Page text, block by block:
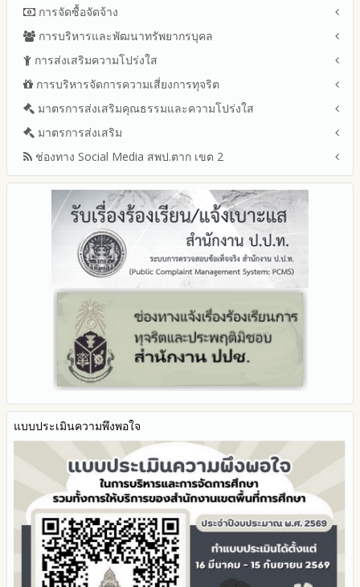
ข้อมูลผู้บริหาร
ข้อมูลการติดต่อและ ช่องทางการสอบถาม
นโยบายคุ้มครองข้อมูลส่วนบุคคล
ข่าวประชาสัมพันธ์
ข่าวสารพัฒนาสำนักงานเกี่ยวข้องกับแนวทางส่งเสริมความ
แผนยุทธศาสตร์หรือแผนพัฒนาสำนักงานเขตพื้นที่การศึกษา
แผนและความก้าวหน้าในการดำเนินงานและการใช้งบประมาณ
ปีงบประมาณ 2569
ปีงบประมาณ 2568
ปีงบประมาณ 2567
ปีงบประมาณ 2566
รายงานผลการดำเนินงานประจำปี
รายงานผลปี 2568
รายงานผลปี 2567
รายงานผลปี 2566
รายงานผลปี 2565
รายงานผลปี 2564
คู่มือหรือแนวทางการปฏิบัติงานของเจ้าหน้าที่
คู่มือหรือแนวทางการขอรับบริการสำหรับผู้รับบริการหรือผู้มา
ระบบการให้บริการผ่านช่องทางออนไลน์ (E-Service)
My Office
My School
SL-WEB
BRSS
ACC Tak2
ข้อมูลสถิติการให้บริการ
การจัดซื้อจัดจ้าง
สรุปผลการจัดซื้อจัดจ้างหรือการจัดหาพัสดุรายเดือน ประจำ
ปีงบประมาณ พ.ศ.2569 (แบบ สขร.1)
เขตพื้นที่การศึกษา ประจำปีงบประมาณ พ.ศ. 2568
การบริหารและพัฒนาทรัพยากรบุคล
หลักเกณฑ์และแผนการบริหารและพัฒนาทรัพยากรบุคลล ประจำ
ปีงบประมาณ พ.ศ.2569
รายงานผลการบริหารและพัฒนาทรัพยากรบุคคลประจำ
ปีงบประมาณ
ประมวลจริยธรรมและการขับเคลื่อนจริยธรรม
การส่งเสริมความโปร่งใส
แนวปฏิบัติการจัดการเรื่องร้องเรียนการทุจริตและประพฤติมิชอบ
ช่องทางแจ้งเรื่องร้องเรียนการทุจริตและประพฤติมิชอบ
ข้อมูลสถิติเรื่องร้องเรียนการทุจริตและประพฤติมิชอบ ประจำ
ปีงบประมาณ
การเปิดโอกาสให้มีส่วนร่วมในการดำเนินงานปีงบประมาณ
การบริหารจัดการความเสี่ยงการทุจริต
การขับเคลื่อนนโยบาย No Gift Policy จากการปฏิบัติหน้าที่และ
การเสริมสร้างรู้เกี่ยวกับหลักเกณฑ์การรับทรัพย์สินหรือประโยชน์อื่น
ใดโดยธรรมจรรยาของเจ้าพนักงานของรัฐ
การประเมินความเสี่ยงการทุจริต ในสำนักงานเขตพื้นที่การศึกษา
ประจำปีงบประมาณ
รายงานผลการดำเนินการตามแผนบริหารจัดการความเสี่ยงการ
ทุจริตของสำนักงานเขตพื้นที่การศึกษา ประจำงบประมาณ
มาตรการส่งเสริมคุณธรรมและความโปร่งใส
แผนปฏิบัติการป้องกันการทุจริตประจำปีงบประมาณ
2569
2568
2567
2566
2565
รายงานผลการดำเนินการป้องกันการทุจริตประจำปี
2568
2565
2564
2563
รายงานการกำกับติดตาม
มาตรการส่งเสริมคุณธรรมและความโปร่งใสภายใน สพท.
การนำผลการประเมิน ITA ไปสู่การพัฒนาองค์กร
รายงานผลการดำเนินการเพื่อส่งเสริมคุณธรรมและความโปร่งใส
ภายใน สพท. ประจำปีงบประมาณ
มาตรการส่งเสริม
มาตรการเผยแพร่ข้อมูลต่อสาธารณะ
มาตรการส่งเสริมความโปร่งใสในการจัดซื้อจัดจ้าง
มาตราการจัดการเรื่องร้องเรียนการทุจริต
มาตรการป้องกันการรับสินบน
มาตรการป้องกันการขัดกันระหว่างผลประโยชน์ส่วนตนกับส่วนรวม
มาตรการตรวจสอบการใช้ดุลพินิจ
มาตราการให้ผู้มีส่วนได้ส่วนเสียมีส่วนร่วม
ช่องทาง Social Media สพป.ตาก เขต 2
Q&A / ชมเชย / เสนอแนะ
Facebook เพจ สพป.ตาก 2
Youtube ช่อง สพป.ตาก เขต 2
Youtube เรื่องเล่าข่าวตาก 2
แบบประเมินความพึงพอใจ